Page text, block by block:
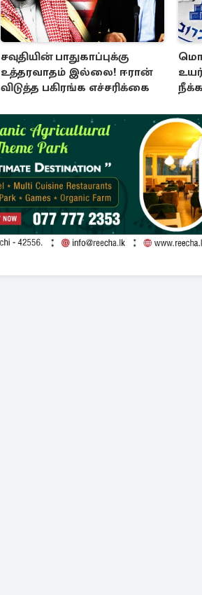
சவுதியின் பாதுகாப்புக்கு
உத்தரவாதம் இல்லை! ஈரான்
விடுத்த பகிரங்க எச்சரிக்கை